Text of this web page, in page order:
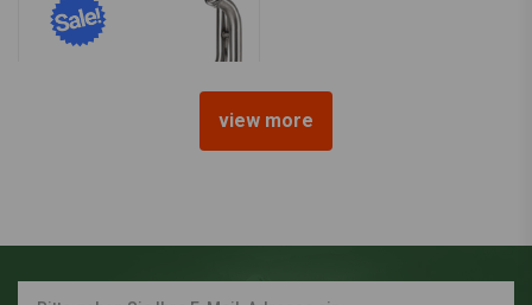
| Yamaha Tenere 700
view more